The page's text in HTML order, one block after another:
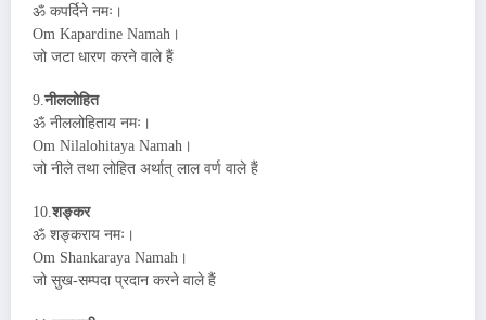
ॐ कपर्दिने नमः।
Om Kapardine Namah।
जो जटा धारण करने वाले हैं
9.नीललोहित
ॐ नीललोहिताय नमः।
Om Nilalohitaya Namah।
जो नीले तथा लोहित अर्थात् लाल वर्ण वाले हैं
10.शङ्कर
ॐ शङ्कराय नमः।
Om Shankaraya Namah।
जो सुख-सम्पदा प्रदान करने वाले हैं